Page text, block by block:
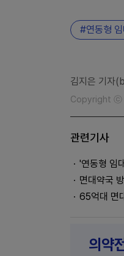
연동형
김지은 기자
Copyright ⓒ
관련기사
'연동형 임
면대약국
65억대 면
의약